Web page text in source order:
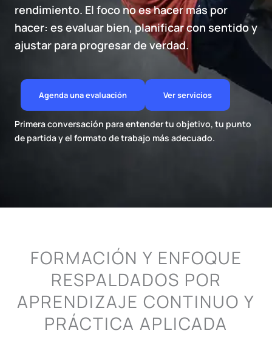
rendimiento. El foco no es hacer más por
hacer: es evaluar bien, planificar con sentido y
ajustar para progresar de verdad.
Agenda una evaluación Ver servicios
Primera conversación para entender tu objetivo, tu punto
de partida y el formato de trabajo más adecuado.
FORMACIÓN Y ENFOQUE
RESPALDADOS POR
APRENDIZAJE CONTINUO Y
PRÁCTICA APLICADA